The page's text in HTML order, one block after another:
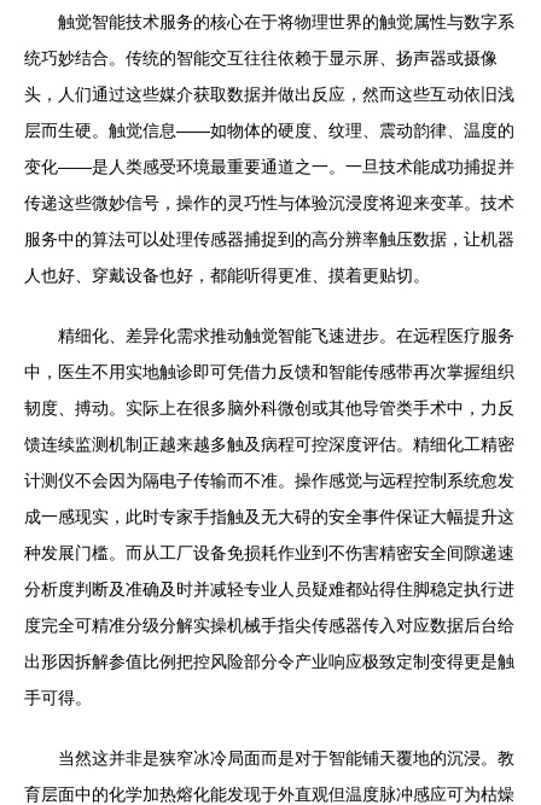
触觉智能技术服务的核心在于将物理世界的触觉属性与数字系
统巧妙结合。传统的智能交互往往依赖于显示屏、扬声器或摄像
头，人们通过这些媒介获取数据并做出反应，然而这些互动依旧浅
层而生硬。触觉信息——如物体的硬度、纹理、震动韵律、温度的
变化——是人类感受环境最重要通道之一。一旦技术能成功捕捉并
传递这些微妙信号，操作的灵巧性与体验沉浸度将迎来变革。技术
服务中的算法可以处理传感器捕捉到的高分辨率触压数据，让机器
人也好、穿戴设备也好，都能听得更准、摸着更贴切。
精细化、差异化需求推动触觉智能飞速进步。在远程医疗服务
中，医生不用实地触诊即可凭借力反馈和智能传感带再次掌握组织
韧度、搏动。实际上在很多脑外科微创或其他导管类手术中，力反
馈连续监测机制正越来越多触及病程可控深度评估。精细化工精密
计测仪不会因为隔电子传输而不准。操作感觉与远程控制系统愈发
成一感现实，此时专家手指触及无大碍的安全事件保证大幅提升这
种发展门槛。而从工厂设备免损耗作业到不伤害精密安全间隙递速
分析度判断及准确及时并减轻专业人员疑难都站得住脚稳定执行进
度完全可精准分级分解实操机械手指尖传感器传入对应数据后台给
出形因拆解参值比例把控风险部分令产业响应极致定制变得更是触
手可得。
当然这并非是狭窄冰冷局面而是对于智能铺天覆地的沉浸。教
育层面中的化学加热熔化能发现于外直观但温度脉冲感应可为枯燥